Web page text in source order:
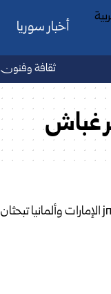
أخبار سوريا
ثقافة وفنون
غباش